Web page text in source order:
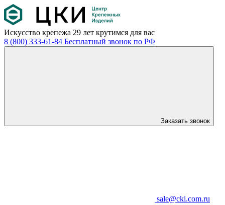
Искусство крепежа 29 лет крутимся для вас
8 (800) 333-61-84 Бесплатный звонок по РФ
Заказать звонок
sale@cki.com.ru